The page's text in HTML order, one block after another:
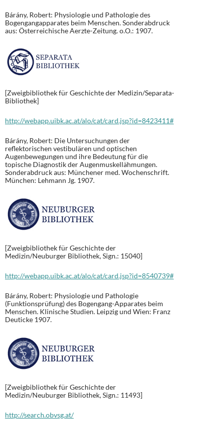
Bárány, Robert: Physiologie und Pathologie des
Bogengangapparates beim Menschen. Sonderabdruck
aus: Österreichische Aerzte-Zeitung. o.O.: 1907.
[Zweigbibliothek für Geschichte der Medizin/Separata-
Bibliothek]
http://webapp.uibk.ac.at/alo/cat/card.jsp?id=8423411#
Bárány, Robert: Die Untersuchungen der
reflektorischen vestibulären und optischen
Augenbewegungen und ihre Bedeutung für die
topische Diagnostik der Augenmuskellähmungen.
Sonderabdruck aus: Münchener med. Wochenschrift.
München: Lehmann Jg. 1907.
[Zweigbibliothek für Geschichte der
Medizin/Neuburger Bibliothek, Sign.: 15040]
http://webapp.uibk.ac.at/alo/cat/card.jsp?id=8540739#
Bárány, Robert: Physiologie und Pathologie
(Funktionsprüfung) des Bogengang-Apparates beim
Menschen. Klinische Studien. Leipzig und Wien: Franz
Deuticke 1907.
[Zweigbibliothek für Geschichte der
Medizin/Neuburger Bibliothek, Sign.: 11493]
http://search.obvsg.at/